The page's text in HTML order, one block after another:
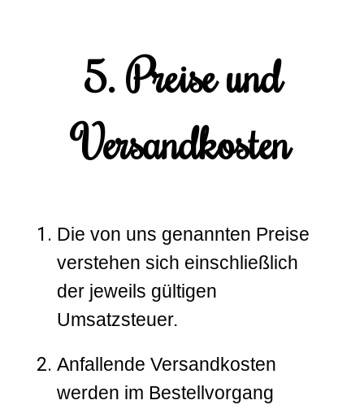
5. Preise und
Versandkosten
Die von uns genannten Preise
verstehen sich einschließlich
der jeweils gültigen
Umsatzsteuer.
Anfallende Versandkosten
werden im Bestellvorgang